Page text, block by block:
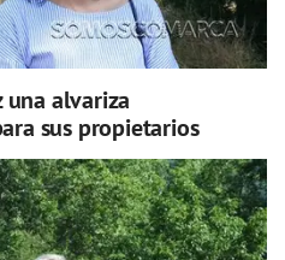
una alvariza
sus propietarios